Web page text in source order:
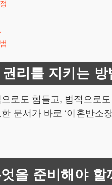
리를 지키는 방
로도 힘들고, 법적으로
문서가 바로 ‘이혼반
을 준비해야 할